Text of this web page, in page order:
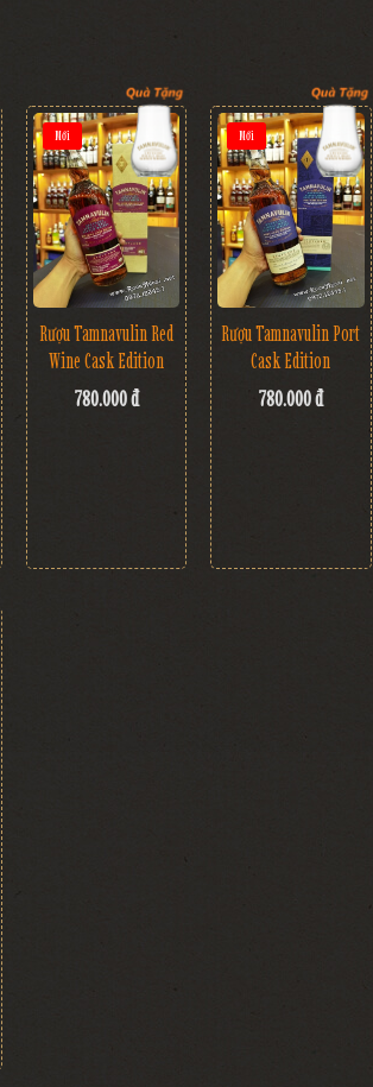
Mới
Rượu Tamnavulin Red
Wine Cask Edition
780.000 đ
Mới
Rượu Tamnavulin Port
Cask Edition
780.000 đ